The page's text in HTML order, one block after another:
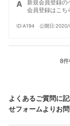
新規会員登録の
会員登録はこち
ID:A194 公開日
8件
よくあるご質問に
せフォームよりお